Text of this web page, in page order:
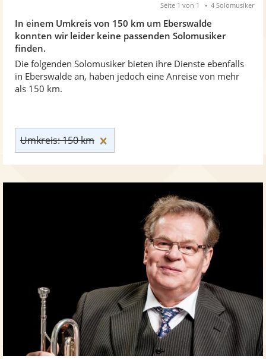
In einem Umkreis von 150 km um Eberswalde
konnten wir leider keine passenden Solomusiker
finden.
Die folgenden Solomusiker bieten ihre Dienste ebenfalls
in Eberswalde an, haben jedoch eine Anreise von mehr
als 150 km.
Umkreis: 150 km
Seite 1 von 1 4 Solomusiker